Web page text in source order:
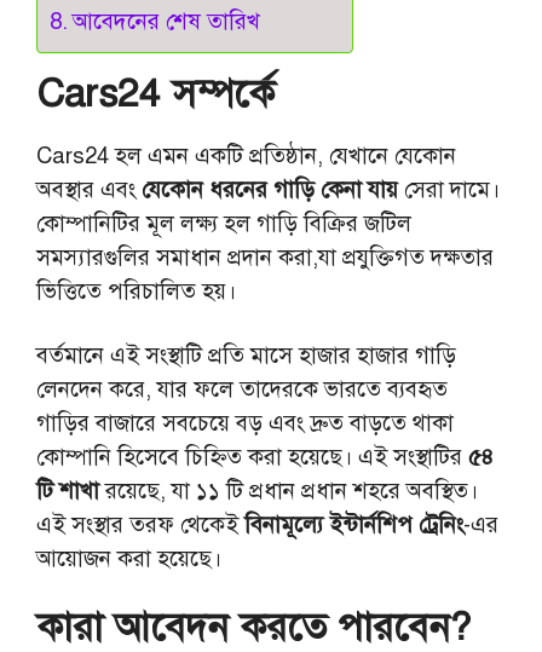
আবেদনের শেষ তারিখ
Cars24 সম্পর্কে
Cars24 হল এমন একটি প্রতিষ্ঠান, যেখানে যেকোন
অবস্থার এবং যেকোন ধরনের গাড়ি কেনা যায়সেরা দামে।
কোম্পানিটির মূল লক্ষ্য হল গাড়ি বিক্রির জটিল
সমস্যারগুলির সমাধান প্রদান করা,যা প্রযুক্তিগত দক্ষতার
ভিত্তিতে পরিচালিত হয়।
বর্তমানে এই সংস্থাটি প্রতি মাসে হাজার হাজার গাড়ি
লেনদেন করে, যার ফলে তাদেরকে ভারতে ব্যবহৃত
গাড়ির বাজারে সবচেয়ে বড় এবং দ্রুত বাড়তে থাকা
কোম্পানি হিসেবে চিহ্নিত করা হয়েছে। এই সংস্থাটির ৫৪
টি শাখারয়েছে, যা ১১ টি প্রধান প্রধান শহরে অবস্থিত।
এই সংস্থার তরফ থেকেইবিনামূল্যে ইন্টার্নশিপ ট্রেনিং-এর
আয়োজন করা হয়েছে।
কারা আবেদন করতে পারবেন?